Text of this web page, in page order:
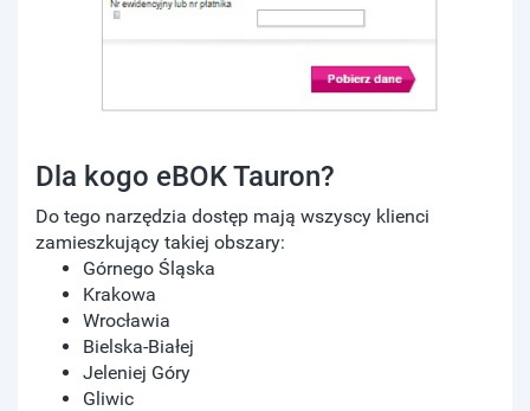
Dla kogo eBOK Tauron?
Do tego narzędzia dostęp mają wszyscy klienci
zamieszkujący takiej obszary:
Górnego Śląska
Krakowa
Wrocławia
Bielska-Białej
Jeleniej Góry
Gliwic